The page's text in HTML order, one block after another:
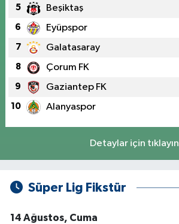
5 Beşiktaş
6 Eyüpspor
7 Galatasaray
8 Çorum FK
9 Gaziantep FK
10 Alanyaspor
Detaylar için tıklayın
Süper Lig Fikstür
14 Ağustos, Cuma